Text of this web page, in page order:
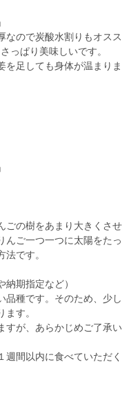
なので炭酸水割りもオスス
っぱり美味しいです。
を足しても身体が温まりま
ごの樹をあまり大きくさせ
んご一つ一つに太陽をたっ
です。
期指定など）
品種です。そのため、少し
す。
すが、あらかじめご了承い
週間以内に食べていただく